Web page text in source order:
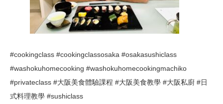
#cookingclass #cookingclassosaka #osakasushiclass
#washokuhomecooking #washokuhomecookingmachiko
#privateclass #大阪美食體驗課程 #大阪美食教學 #大阪私廚 #日
式料理教學 #sushiclass